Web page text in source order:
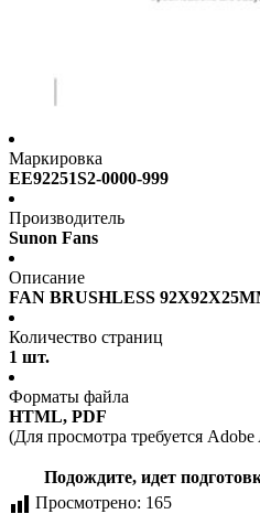
Маркировка
EE92251S2-0000-999
Производитель
Sunon Fans
Описание
FAN BRUSHLESS
Количество страниц
1 шт.
Форматы файла
HTML, PDF
(Для просмотра требуется
Подождите, идет
Просмотрено: 165